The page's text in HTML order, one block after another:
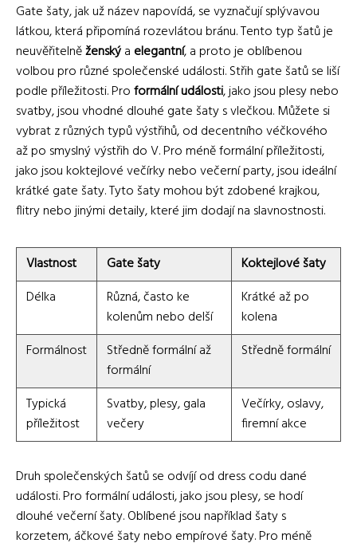
Gate šaty, jak už název napovídá, se vyznačují splývavou
látkou, která připomíná rozevlátou bránu. Tento typ šatů je
neuvěřitelněženskýa elegantní, a proto je oblíbenou
volbou pro různé společenské události. Střih gate šatů se liší
podle příležitosti. Proformální události, jako jsou plesy nebo
svatby, jsou vhodné dlouhé gate šaty s vlečkou. Můžete si
vybrat z různých typů výstřihů, od decentního véčkového
až po smyslný výstřih do V. Pro méně formální příležitosti,
jako jsou koktejlové večírky nebo večerní party, jsou ideální
krátké gate šaty. Tyto šaty mohou být zdobené krajkou,
flitry nebo jinými detaily, které jim dodají na slavnostnosti.
Vlastnost Gate šaty
Koktejlové šaty
Délka
Různá, často ke
kolenům nebo delší
Krátké až po
kolena
Formálnost
Středně formální až
formální
Středně formální
Typická
příležitost
Svatby, plesy, gala
večery
Večírky, oslavy,
firemní akce
Druh společenských šatů se odvíjí od dress codu dané
události. Pro formální události, jako jsou plesy, se hodí
dlouhé večerní šaty. Oblíbené jsou například šaty s
korzetem, áčkové šaty nebo empírové šaty. Pro méně